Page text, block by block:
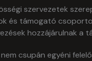
szervezetek
és támogató
hozzájárulnak a
csupán egyéni